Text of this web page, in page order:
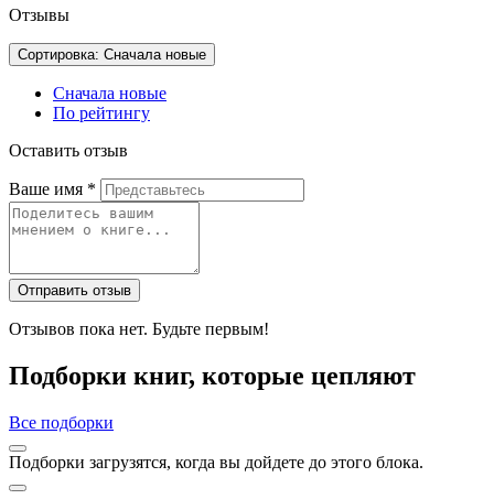
Отзывы
Сортировка: Сначала новые
Сначала новые
По рейтингу
Оставить отзыв
Ваше имя *
Отправить отзыв
Отзывов пока нет. Будьте первым!
Подборки книг, которые цепляют
Все подборки
Подборки загрузятся, когда вы дойдете до этого блока.